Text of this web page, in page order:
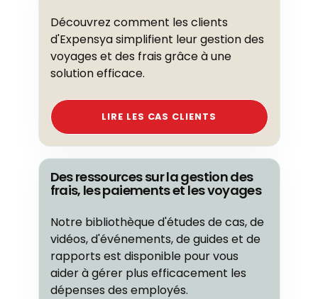
Découvrez comment les clients
d'Expensya simplifient leur gestion des
voyages et des frais grâce à une
solution efficace.
LIRE LES CAS CLIENTS
Des ressources sur la gestion des
frais, les paiements et les voyages
Notre bibliothèque d'études de cas, de
vidéos, d'événements, de guides et de
rapports est disponible pour vous
aider à gérer plus efficacement les
dépenses des employés.